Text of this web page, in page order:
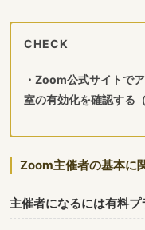
CHECK
・Zoom公式サイトで
室の有効化を確認する（
Zoom主催者の基本に
主催者になるには有料